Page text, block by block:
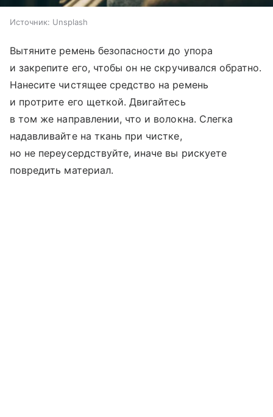
Источник: Unsplash
Вытяните ремень безопасности до упора
и закрепите его, чтобы он не скручивался обратно.
Нанесите чистящее средство на ремень
и протрите его щеткой. Двигайтесь
в том же направлении, что и волокна. Слегка
надавливайте на ткань при чистке,
но не переусердствуйте, иначе вы рискуете
повредить материал.